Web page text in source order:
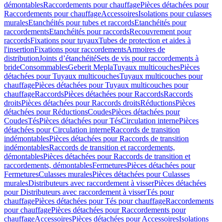
démontablesRaccordements pour chauffagePièces détachées pour
Raccordements pour chauffageAccessoiresIsolations pour culasses
muralesEtanchéités pour tubes et raccordsEtanchéités pour
raccordementsEtanchéités pour raccordsRecouvrement pour
raccordsFixations pour tuyauxTubes de protection et aides à
l'insertionFixations pour raccordementsArmoires de
distributionJoints d’étanchéitéSets de vis pour raccordements à
brideConsommablesGeberit MeplaTuyaux multicouchesPièces
détachées pour Tuyaux multicouchesTuyaux multicouches pour
chauffagePièces détachées pour Tuyaux multicouches pour
chauffageRaccordsPièces détachées pour RaccordsRaccords
droitsPièces détachées pour Raccords droitsRéductionsPièces
détachées pour RéductionsCoudesPièces détachées pour
CoudesTésPièces détachées pour TésCirculation internePièces
détachées pour Circulation interneRaccords de transition
indémontablesPièces détachées pour Raccords de transition
indémontablesRaccords de transition et raccordements,
démontablesPièces détachées pour Raccords de transition et
raccordements, démontablesFermeturesPièces détachées pour
FermeturesCulasses muralesPièces détachées pour Culasses
muralesDistributeurs avec raccordement à visserPièces détachées
pour Distributeurs avec raccordement à visserTés pour
chauffagePièces détachées pour Tés pour chauffageRaccordements
pour chauffagePièces détachées pour Raccordements pour
chauffageAccessoiresPièces détachées pour AccessoiresIsolations